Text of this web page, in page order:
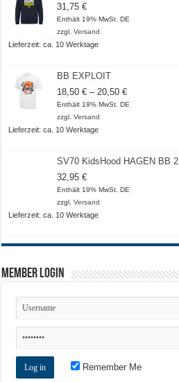
31,75€
Enthält 19% MwSt. DE
zzgl.Versand
Lieferzeit: ca. 10 Werktage
BB EXPLOIT
18,50€ – 20,50€Preisspanne:
18,50 €
Enthält 19% MwSt. DE
zzgl.Versand
Lieferzeit: ca. 10 Werktage
SV70 KidsHood HAGEN BB 2
32,95€
Enthält 19% MwSt. DE
zzgl.Versand
Lieferzeit: ca. 10 Werktage
Member Login
Remember Me